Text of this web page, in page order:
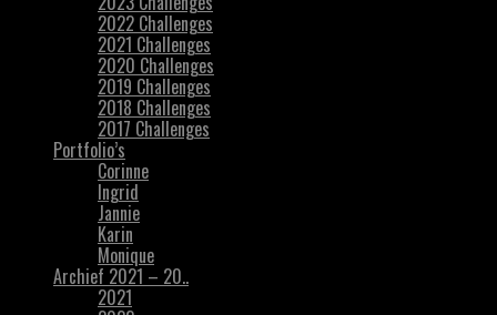
2022 Challenges
2021 Challenges
2020 Challenges
2019 Challenges
2018 Challenges
2017 Challenges
Portfolio’s
Corinne
Ingrid
Jannie
Karin
Monique
Archief 2021 – 20..
2021